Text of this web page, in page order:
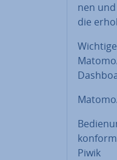
nen
die
Piwik